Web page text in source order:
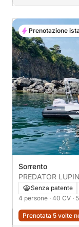
Sorrento
PREDATOR LUPIN
Senza patente
4 persone · 40 CV ·
Prenotata 5 volte
Prenotazione